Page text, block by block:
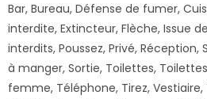
Bar, Bureau, Défense de fumer,
interdite, Extincteur, Flèche, Issue
interdits, Poussez, Privé, Réception,
à manger, Sortie, Toilettes,
femme, Téléphone, Tirez,